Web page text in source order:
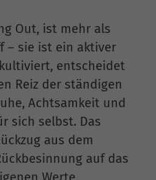
Out, ist mehr als
– sie ist ein aktiver
kultiviert, entscheidet
Reiz der ständigen
Achtsamkeit und
sich selbst. Das
aus dem
auf das